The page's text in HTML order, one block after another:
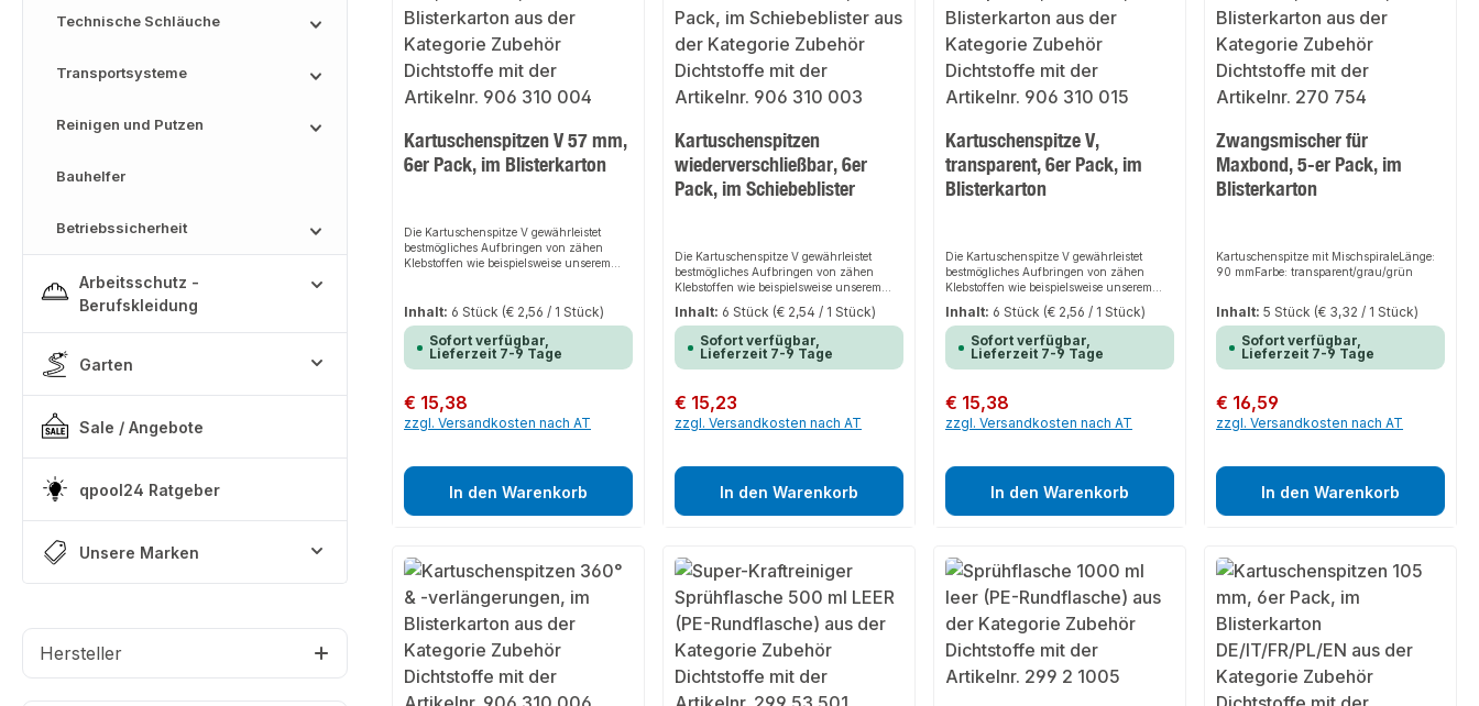
Technische Schläuche
Transportsysteme
Reinigen und Putzen
Bauhelfer
Betriebssicherheit
Arbeitsschutz -
Berufskleidung
Garten
Sale / Angebote
qpool24 Ratgeber
Unsere Marken
Hersteller
Kartuschenspitzen V 57 mm,
6er Pack, im Blisterkarton
Die Kartuschenspitze V gewährleistet
bestmögliches Aufbringen von zähen
Klebstoffen wie beispielsweise unserem
Inhalt: 6 Stück (€ 2,56 / 1 Stück)
Sofort verfügbar,
Lieferzeit 7-9 Tage
Regulärer Preis:
€ 15,38
zzgl. Versandkosten nach AT
In den Warenkorb
Kartuschenspitzen
wiederverschließbar, 6er
Pack, im Schiebeblister
Die Kartuschenspitze V gewährleistet
bestmögliches Aufbringen von zähen
Klebstoffen wie beispielsweise unserem
MS-Flex, Gecko usw. Inhalt: 6
Kartuschenspitzen, Länge 57 mm
Inhalt: 6 Stück (€ 2,54 / 1 Stück)
Sofort verfügbar,
Lieferzeit 7-9 Tage
Regulärer Preis:
€ 15,23
zzgl. Versandkosten nach AT
In den Warenkorb
Kartuschenspitze V,
transparent, 6er Pack, im
Blisterkarton
Die Kartuschenspitze V gewährleistet
bestmögliches Aufbringen von zähen
Klebstoffen wie beispielsweise unserem
MS-Flex, Gecko usw. Inhalt: 6
Kartuschenspitzen, Länge 57 mm.
Inhalt: 6 Stück (€ 2,56 / 1 Stück)
Sofort verfügbar,
Lieferzeit 7-9 Tage
Regulärer Preis:
€ 15,38
zzgl. Versandkosten nach AT
In den Warenkorb
Zwangsmischer für
Maxbond, 5-er Pack, im
Blisterkarton
Kartuschenspitze mit MischspiraleLänge:
90 mmFarbe: transparent/grau/grün
Inhalt:5 Stück (€ 3,32 / 1 Stück)
Sofort verfügbar,
Lieferzeit 7-9 Tage
Regulärer Preis:
€ 16,59
zzgl. Versandkosten nach AT
In den Warenkorb